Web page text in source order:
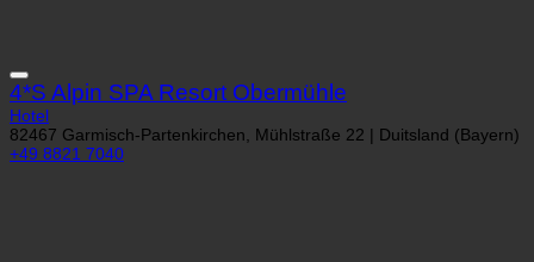
4*S Alpin SPA Resort Obermühle
Hotel
82467 Garmisch-Partenkirchen, Mühlstraße 22 | Duitsland (Bayern)
+49 8821 7040